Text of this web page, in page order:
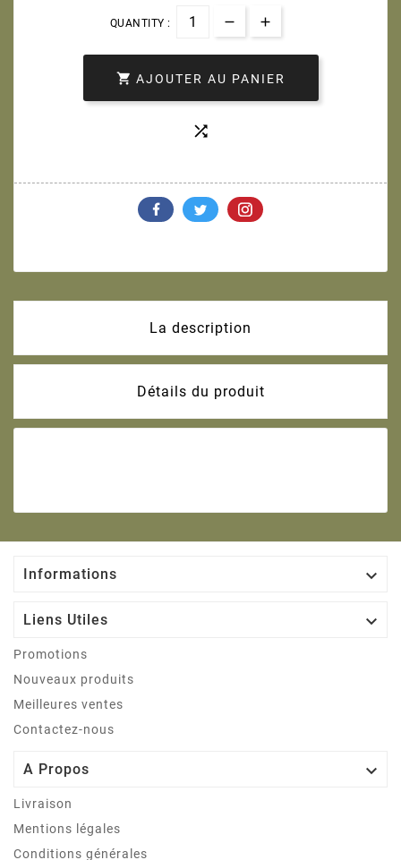
QUANTITY :
 AJOUTER AU PANIER

La description
Détails du produit
Informations 
Liens Utiles 
Promotions
Nouveaux produits
Meilleures ventes
Contactez-nous
A Propos 
Livraison
Mentions légales
Conditions générales